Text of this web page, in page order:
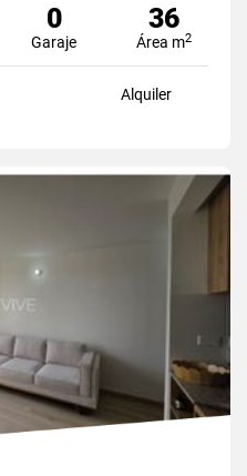
0
Garaje
36
Área m2
Alquiler